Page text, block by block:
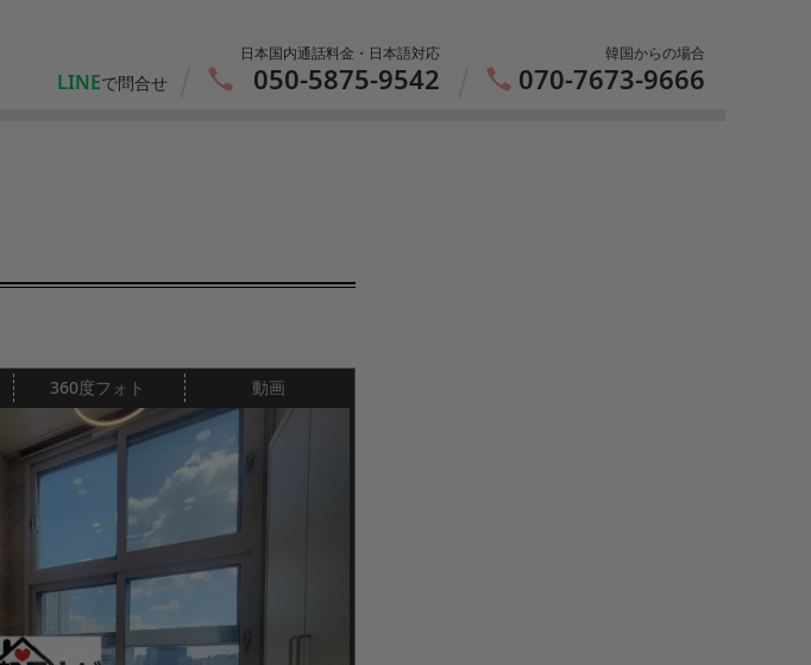
LINEで問合せ
日本国内通話料金・日本語対応
050-5875-9542
韓国からの場合
070-7673-9666
360度フォト 動画